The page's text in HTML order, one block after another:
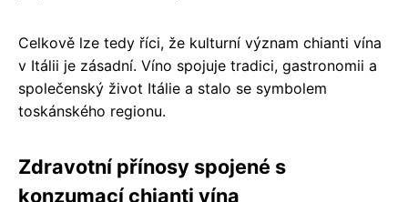
Celkově lze tedy říci, že kulturní význam chianti vína
v Itálii je zásadní. Víno spojuje tradici, gastronomii a
společenský život Itálie a stalo se symbolem
toskánského regionu.
Zdravotní přínosy spojené s
konzumací chianti vína